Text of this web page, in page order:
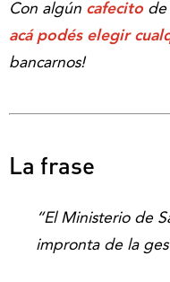
Con algún cafecito de
acá podés elegir
bancarnos!
La frase
“El Ministerio de
impronta de la